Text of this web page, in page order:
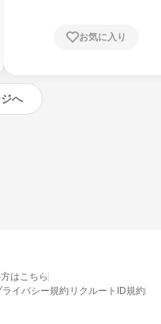
お気に入り
へ
グラムの詳細案内を
うになります
はこちら
ライバシー規約 リクルートID規約